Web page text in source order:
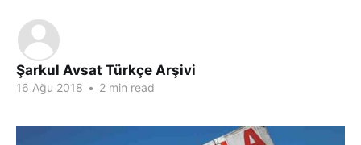
Şarkul Avsat Türkçe Arşivi
16 Ağu 2018 • 2 min read